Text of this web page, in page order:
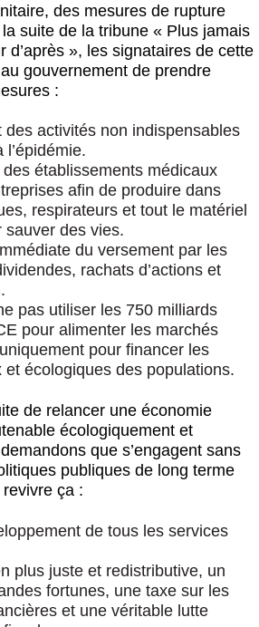
des mesures de rupture
suite de la tribune « Plus jamais
d’après », les signataires de cette
gouvernement de prendre
:
des activités non indispensables
l’épidémie.
établissements médicaux
s afin de produire dans
respirateurs et tout le matériel
sauver des vies.
du versement par les
, rachats d’actions et
pas utiliser les 750 milliards
pour alimenter les marchés
pour financer les
et écologiques des populations.
de relancer une économie
écologiquement et
que s’engagent sans
publiques de long terme
ça :
de tous les services
plus juste et redistributive, un
fortunes, une taxe sur les
et une véritable lutte